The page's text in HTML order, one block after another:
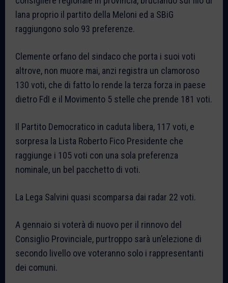
lana proprio il partito della Meloni ed a SBiG
raggiungono solo 93 preferenze.
Clemente orfano del sindaco che porta i suoi voti
altrove, non muore mai, anzi registra un clamoroso
130 voti, che di fatto lo rende la terza forza in paese
dietro FdI e il Movimento 5 stelle che prende 181 voti.
Il Partito Democratico in caduta libera, 117 voti, e
sorpresa la Lista Roberto Fico Presidente che
raggiunge i 105 voti con una sola preferenza
nominale, un bel pacchetto di voti.
La Lega Salvini quasi scomparsa dai radar 22 voti.
A gennaio si voterà di nuovo per il rinnovo del
Consiglio Provinciale, purtroppo sarà un’elezione di
secondo livello ove voteranno solo i rappresentanti
dei comuni.